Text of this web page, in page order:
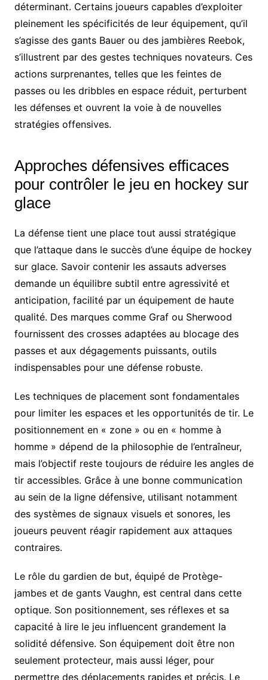
déterminant. Certains joueurs capables d’exploiter
pleinement les spécificités de leur équipement, qu’il
s’agisse des gants Bauer ou des jambières Reebok,
s’illustrent par des gestes techniques novateurs. Ces
actions surprenantes, telles que les feintes de
passes ou les dribbles en espace réduit, perturbent
les défenses et ouvrent la voie à de nouvelles
stratégies offensives.
Approches défensives efficaces
pour contrôler le jeu en hockey sur
glace
La défense tient une place tout aussi stratégique
que l’attaque dans le succès d’une équipe de hockey
sur glace. Savoir contenir les assauts adverses
demande un équilibre subtil entre agressivité et
anticipation, facilité par un équipement de haute
qualité. Des marques comme Graf ou Sherwood
fournissent des crosses adaptées au blocage des
passes et aux dégagements puissants, outils
indispensables pour une défense robuste.
Les techniques de placement sont fondamentales
pour limiter les espaces et les opportunités de tir. Le
positionnement en « zone » ou en « homme à
homme » dépend de la philosophie de l’entraîneur,
mais l’objectif reste toujours de réduire les angles de
tir accessibles. Grâce à une bonne communication
au sein de la ligne défensive, utilisant notamment
des systèmes de signaux visuels et sonores, les
joueurs peuvent réagir rapidement aux attaques
contraires.
Le rôle du gardien de but, équipé de Protège-
jambes et de gants Vaughn, est central dans cette
optique. Son positionnement, ses réflexes et sa
capacité à lire le jeu influencent grandement la
solidité défensive. Son équipement doit être non
seulement protecteur, mais aussi léger, pour
permettre des déplacements rapides et précis. Le